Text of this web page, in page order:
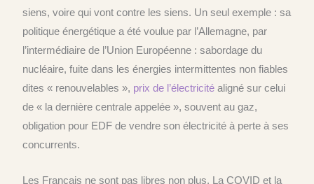
siens, voire qui vont contre les siens. Un seul exemple : sa
politique énergétique a été voulue par l’Allemagne, par
l’intermédiaire de l’Union Européenne : sabordage du
nucléaire, fuite dans les énergies intermittentes non fiables
dites « renouvelables », prix de l’électricité aligné sur celui
de « la dernière centrale appelée », souvent au gaz,
obligation pour EDF de vendre son électricité à perte à ses
concurrents.
Les Français ne sont pas libres non plus. La COVID et la